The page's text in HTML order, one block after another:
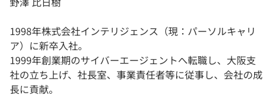
1998年株式会社インテリジェンス（現：パーソルキャリ
ア）に新卒入社。
1999年創業期のサイバーエージェントへ転職し、大阪支
社の立ち上げ、社長室、事業責任者等に従事し、会社の成
長に貢献。